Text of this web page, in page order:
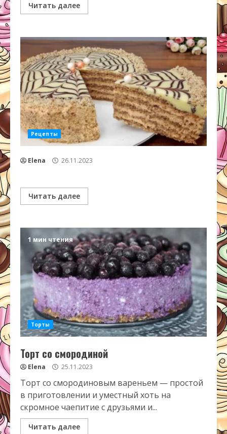
Читать далее
Рецепты
Elena 26.11.2023
Читать далее
1 мин чтения
Торты
Торт со смородиной
Elena 25.11.2023
Торт со смородиновым вареньем — простой
в приготовлении и уместный хоть на
скромное чаепитие с друзьями и...
Читать далее